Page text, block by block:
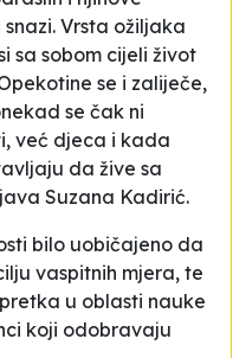
Vrsta ožiljaka
sa sobom cijeli život
se i zaliječe,
se čak ni
već djeca i kada
da žive sa
Suzana Kadirić.
bilo uobičajeno da
vaspitnih mjera, te
u oblasti nauke
koji odobravaju